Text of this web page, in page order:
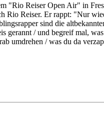
"Rio Reiser Open Air" in
Rio Reiser. Er rappt: "Nur
sind die
/ und begreif mal,
umdrehen / was du da